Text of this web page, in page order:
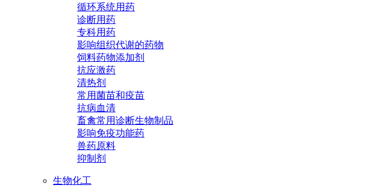
循环系统用药
诊断用药
专科用药
影响组织代谢的药物
饲料药物添加剂
抗应激药
清热剂
常用菌苗和疫苗
抗病血清
畜禽常用诊断生物制品
影响免疫功能药
兽药原料
抑制剂
生物化工